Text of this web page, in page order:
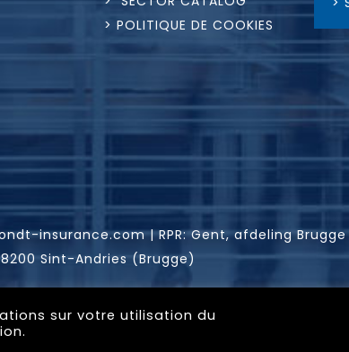
> POLITIQUE DE COOKIES
insurance.com|RPR: Gent, afdeling Brugge
Sint-Andries (Brugge)
Lugasur votre utilisation du